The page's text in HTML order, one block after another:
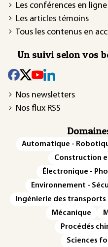
Les conférences en ligne
Les articles témoins
Tous les contenus en
Un suivi selon vos
Nos newsletters
Nos flux RSS
Automatique -
Construction
Électronique -
Environnement -
Ingénierie des transports
Mécanique
Procédés
Sciences